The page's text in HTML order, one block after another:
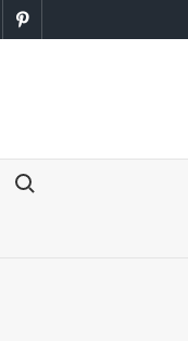
pinterest
Search for: